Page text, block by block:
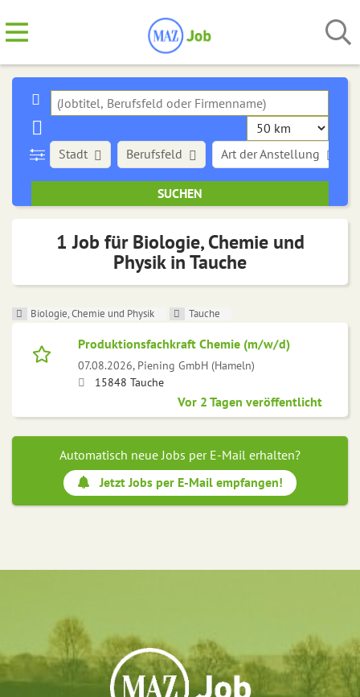
Stadt Art der Anstellung
Berufsfeld
1 Job für Biologie, Chemie und
Physik in Tauche
Biologie, Chemie und Physik Tauche
Produktionsfachkraft Chemie (m/w/d)
07.08.2026, Piening GmbH (Hameln)
15848 Tauche
Vor 2 Tagen veröffentlicht
Automatisch neue Jobs per E-Mail erhalten?
Jetzt Jobs per E-Mail empfangen!